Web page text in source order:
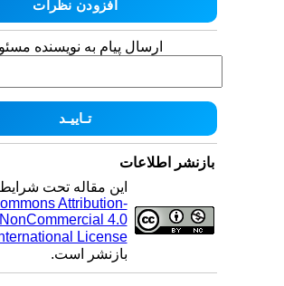
ارسال پیام به نویسنده مسئول
بازنشر اطلاعات
این مقاله تحت شرایط
Commons Attribution-
NonCommercial 4.0
International License
بازنشر است.